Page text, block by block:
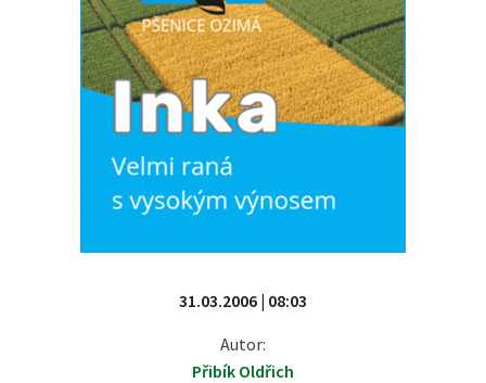
31.03.2006 | 08:03
Autor:
Přibík Oldřich